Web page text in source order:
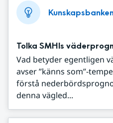
Tolka SMHIs
Vad betyder egentligen
avser ”känns som”-
förstå
denna vägled...